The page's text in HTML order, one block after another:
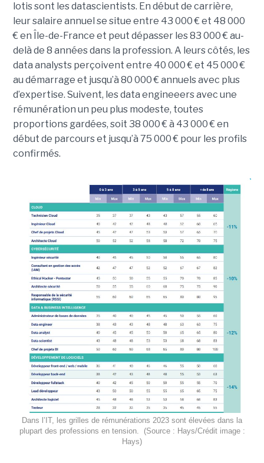
lotis sont les datascientists. En début de carrière,
leur salaire annuel se situe entre 43 000 € et 48 000
€ en Île-de-France et peut dépasser les 83 000 € au-
delà de 8 années dans la profession. A leurs côtés, les
data analysts perçoivent entre 40 000 € et 45 000 €
au démarrage et jusqu’à 80 000 € annuels avec plus
d’expertise. Suivent, les data engineeers avec une
rémunération un peu plus modeste, toutes
proportions gardées, soit 38 000 € à 43 000 € en
début de parcours et jusqu’à 75 000 € pour les profils
confirmés.
Dans l’IT, les grilles de rémunérations 2023 sont élevées dans la
plupart des professions en tension. (Source : Hays/Crédit image :
Hays)